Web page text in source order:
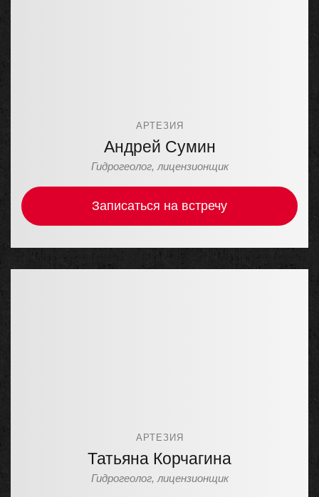
АРТЕЗИЯ
Андрей Сумин
Гидрогеолог, лицензионщик
Записаться на встречу
АРТЕЗИЯ
Татьяна Корчагина
Гидрогеолог, лицензионщик